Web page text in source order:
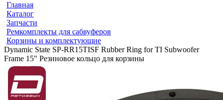
Главная
Каталог
Запчасти
Ремкомплекты для сабвуферов
Корзины и комплектующие
Dynamic State SP-RR15TISF Rubber Ring for TI Subwoofer
Frame 15" Резиновое кольцо для корзины